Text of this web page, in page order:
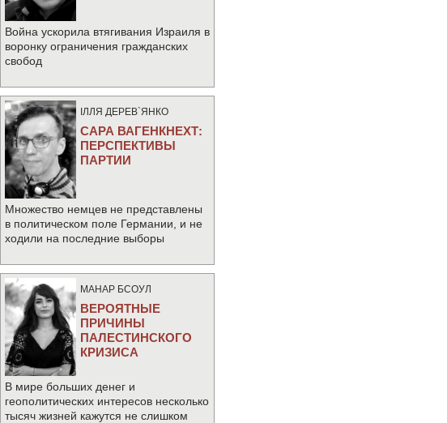
Война ускорила втягивания Израиля в
воронку ограничения гражданских
свобод
IЛЛЯ ДЕРЕВ`ЯНКО
САРА ВАГЕНКНЕХТ:
ПЕРСПЕКТИВЫ
ПАРТИИ
Множество немцев не представлены
в политическом поле Германии, и не
ходили на последние выборы
МАНАР БСОУЛ
ВЕРОЯТНЫЕ
ПРИЧИНЫ
ПАЛЕСТИНСКОГО
КРИЗИСА
В мире больших денег и
геополитических интересов несколько
тысяч жизней кажутся не слишком